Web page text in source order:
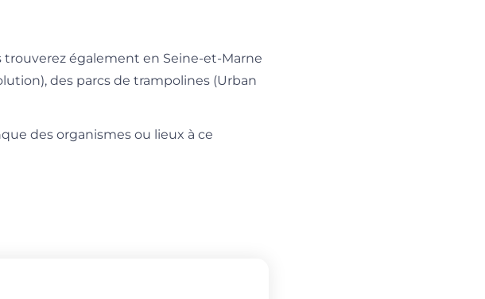
trouverez également en Seine-et-Marne
des parcs de trampolines (Urban
des organismes ou lieux à ce